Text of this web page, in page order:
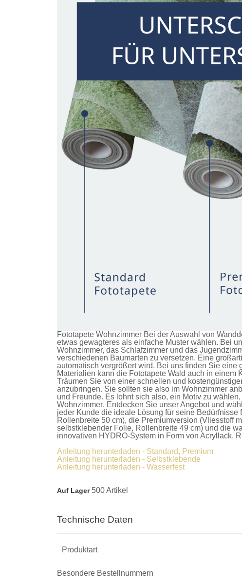
Fototapete Wohnzimmer Bei der Auswahl von
etwas gewagteres als einfache Muster wählen. Bei
Wohnzimmer, das Schlafzimmer und das
verschiedenen Baumarten zu versetzen. Eine
automatisch vergrößert wird. Bei uns finden Sie eine
Materialien kann die Fototapete Wald auch in einem
Träumen Sie von einer schnellen und
anzubringen. Sie sollten sie also im Wohnzimmer
und Freunde. Es lohnt sich also, ein Motiv zu
Wohnzimmer. Entdecken Sie unser Angebot und
jeder Kunde die ideale Lösung für seine Bedürfnisse
Rollenbreite 50 cm), die Premiumversion (Vliesstoff
selbstklebender Folie, Rollenbreite 49 cm) und die
innovativen HYDRO-System in Form von Acryllack,
Anleitung herunterladen - Standard, Premium
Anleitung herunterladen - Selbstklebende
Anleitung herunterladen - Wasserfest
Auf Lager 500 Artikel
Technische Daten
Produktart
Besondere Bestellnummern